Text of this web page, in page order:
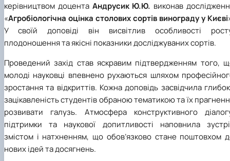
керівництвом доцента Андрусик Ю.Ю. виконав
«Агробіологічна оцінка столових сортів винограду у Києві
У своїй доповіді він висвітлив особливості
плодоношення та якісні показники досліджуваних сортів.
Проведений захід став яскравим підтвердженням того,
молоді науковці впевнено рухаються шляхом
зростання та відкриттів. Кожна доповідь засвідчила
зацікавленість студентів обраною тематикою та їх
розвивати галузь. Атмосфера конструктивного
підтримки та наукової допитливості наповнила
змістом і натхненням, що обов’язково стане поштовхом
нових ідей та досягнень.